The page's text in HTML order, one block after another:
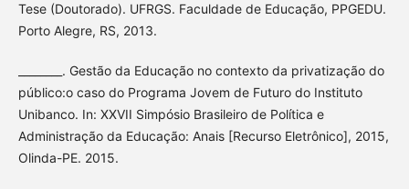
Tese (Doutorado). UFRGS. Faculdade de Educação, PPGEDU.
Porto Alegre, RS, 2013.
________. Gestão da Educação no contexto da privatização do
público:o caso do Programa Jovem de Futuro do Instituto
Unibanco. In: XXVII Simpósio Brasileiro de Política e
Administração da Educação: Anais [Recurso Eletrônico], 2015,
Olinda-PE. 2015.